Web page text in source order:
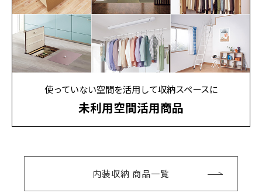
使っていない空間を活用して収納スペースに
未利用空間活用商品
内装収納 商品一覧